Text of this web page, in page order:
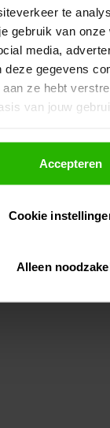
te
gebruik van
media,
deze gegevens
ze hebt
van jouw
klikt, dan
cookies voor
advertenties te
over in ons
kun je ook
Accepteren
Cookie
Alleen
a client-side
(see the
information).